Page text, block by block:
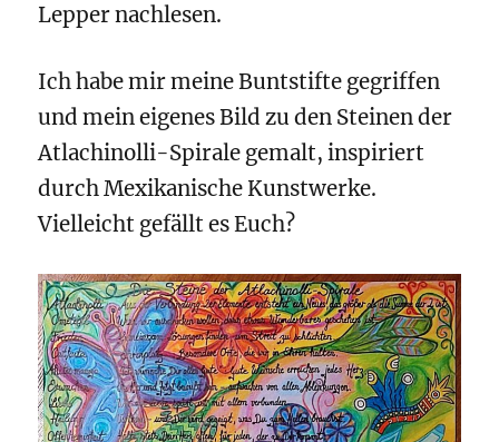
Lepper nachlesen.
Ich habe mir meine Buntstifte gegriffen
und mein eigenes Bild zu den Steinen der
Atlachinolli-Spirale gemalt, inspiriert
durch Mexikanische Kunstwerke.
Vielleicht gefällt es Euch?